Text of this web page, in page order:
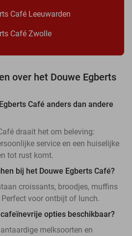
Café Leeuwarden
Café Zwolle
over het Douwe Egberts
Café anders dan andere
draait het om beleving:
service en een huiselijke
tot rust komt.
bij het Douwe Egberts Café?
croissants, broodjes, muffins
voor ontbijt of lunch.
opties beschikbaar?
melksoorten en